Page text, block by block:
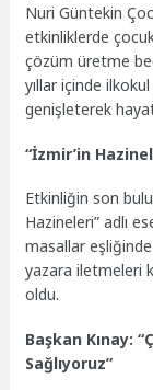
Nuri Güntekin
etkinliklerde
çözüm üretme
yıllar içinde
genişleterek
“İzmir’in
Etkinliğin son
Hazineleri” adlı
masallar
yazara iletmeleri
oldu.
Başkan Kınay:
Sağlıyoruz”